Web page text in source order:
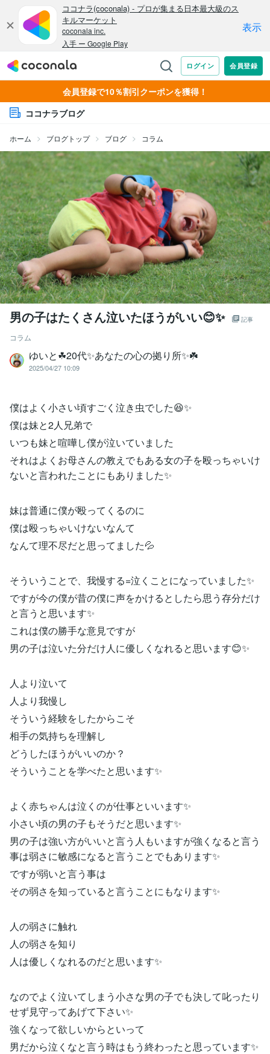
会員登録で10％割引クーポンを獲得！
ココナラブログ
ホーム ブログトップ ブログ コラム
男の子はたくさん泣いたほうがいい😊✨ 記事
コラム
ゆいと☘20代✨あなたの心の拠り所✨☘️
2025/04/27 10:09
僕はよく小さい頃すごく泣き虫でした😆✨
僕は妹と2人兄弟で
いつも妹と喧嘩し僕が泣いていました
それはよくお母さんの教えでもある女の子を殴っちゃいけ
ないと言われたことにもありました✨
妹は普通に僕が殴ってくるのに
僕は殴っちゃいけないなんて
なんて理不尽だと思ってました💦
そういうことで、我慢する=泣くことになっていました✨
ですが今の僕が昔の僕に声をかけるとしたら思う存分だけ
と言うと思います✨
これは僕の勝手な意見ですが
男の子は泣いた分だけ人に優しくなれると思います😊✨
人より泣いて
人より我慢し
そういう経験をしたからこそ
相手の気持ちを理解し
どうしたほうがいいのか？
そういうことを学べたと思います✨
よく赤ちゃんは泣くのが仕事といいます✨
小さい頃の男の子もそうだと思います✨
男の子は強い方がいいと言う人もいますが強くなると言う
事は弱さに敏感になると言うことでもあります✨
ですが弱いと言う事は
その弱さを知っていると言うことにもなります✨
人の弱さに触れ
人の弱さを知り
人は優しくなれるのだと思います✨
なのでよく泣いてしまう小さな男の子でも決して叱ったり
せず見守ってあげて下さい✨
強くなって欲しいからといって
男だから泣くなと言う時はもう終わったと思っています✨